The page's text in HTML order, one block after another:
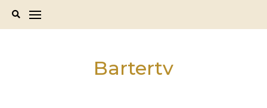
Bartertv